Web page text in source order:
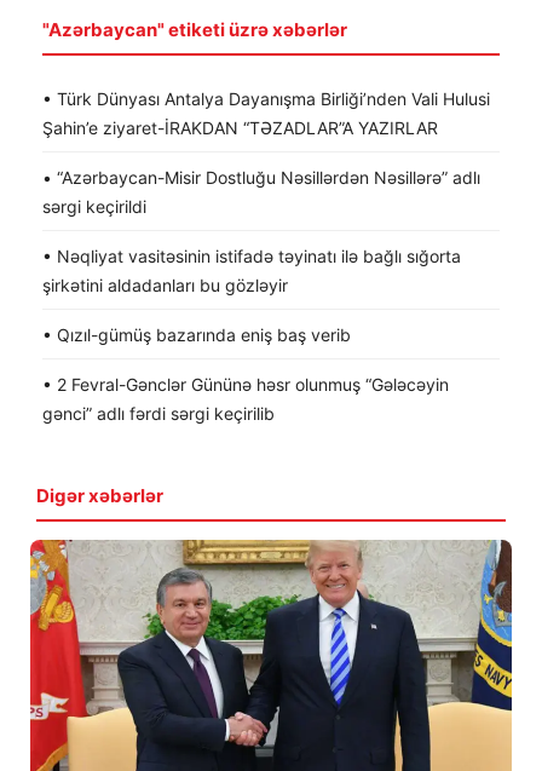
"Azərbaycan" etiketi üzrə xəbərlər
• Türk Dünyası Antalya Dayanışma Birliği’nden Vali Hulusi
Şahin’e ziyaret-İRAKDAN “TƏZADLAR”A YAZIRLAR
• “Azərbaycan-Misir Dostluğu Nəsillərdən Nəsillərə” adlı
sərgi keçirildi
• Nəqliyat vasitəsinin istifadə təyinatı ilə bağlı sığorta
şirkətini aldadanları bu gözləyir
• Qızıl-gümüş bazarında eniş baş verib
• 2 Fevral-Gənclər Gününə həsr olunmuş “Gələcəyin
gənci” adlı fərdi sərgi keçirilib
Digər xəbərlər